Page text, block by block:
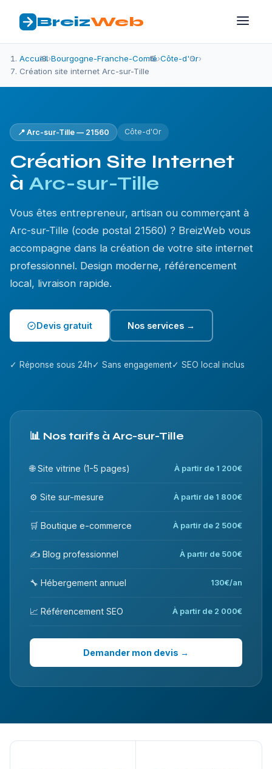
BreizWeb
Accueil›Bourgogne-Franche-Comté›Côte-d'Or›
Création site internet Arc-sur-Tille
📍 Arc-sur-Tille — 21560 Côte-d'Or
Création Site Internet
à Arc-sur-Tille
Vous êtes entrepreneur, artisan ou commerçant à
Arc-sur-Tille (code postal 21560) ? BreizWeb vous
accompagne dans la création de votre site internet
professionnel. Design moderne, référencement
local, livraison rapide.
Devis gratuit Nos services →
✓ Réponse sous 24h✓ Sans engagement✓ SEO local inclus
📊 Nos tarifs à Arc-sur-Tille
🌐 Site vitrine (1-5 pages) À partir de 1 200€
⚙️ Site sur-mesure À partir de 1 800€
🛒 Boutique e-commerce À partir de 2 500€
✍️ Blog professionnel À partir de 500€
🔧 Hébergement annuel 130€/an
📈 Référencement SEO À partir de 2 000€
Demander mon devis →